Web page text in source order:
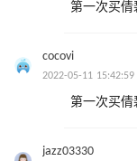
第一次买倩
cocovi
2022-05-11 15:42:59
第一次买倩
jazz03330